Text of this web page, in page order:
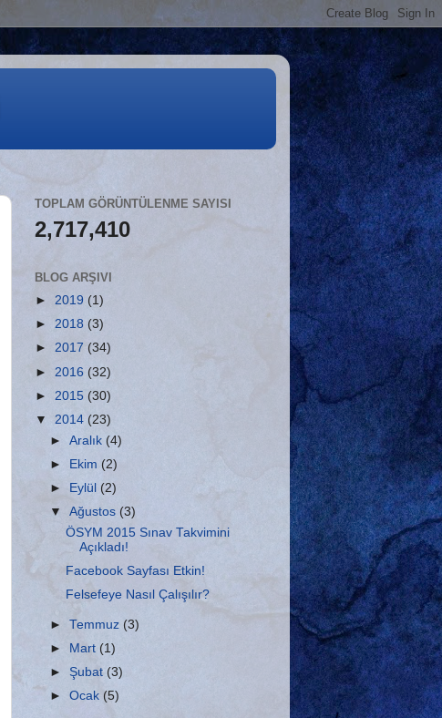
TOPLAM GÖRÜNTÜLENME SAYISI
2,717,410
BLOG ARŞIVI
► 2019 (1)
► 2018 (3)
► 2017 (34)
► 2016 (32)
► 2015 (30)
▼ 2014 (23)
►Aralık(4)
► Ekim(2)
►
Eylül(2)
▼Ağustos (3)
ÖSYM 2015 Sınav Takvimini
Açıkladı!
Facebook Sayfası Etkin!
Felsefeye Nasıl Çalışılır?
►Temmuz (3)
►
Mart (1)
► Şubat (3)
►Ocak(5)